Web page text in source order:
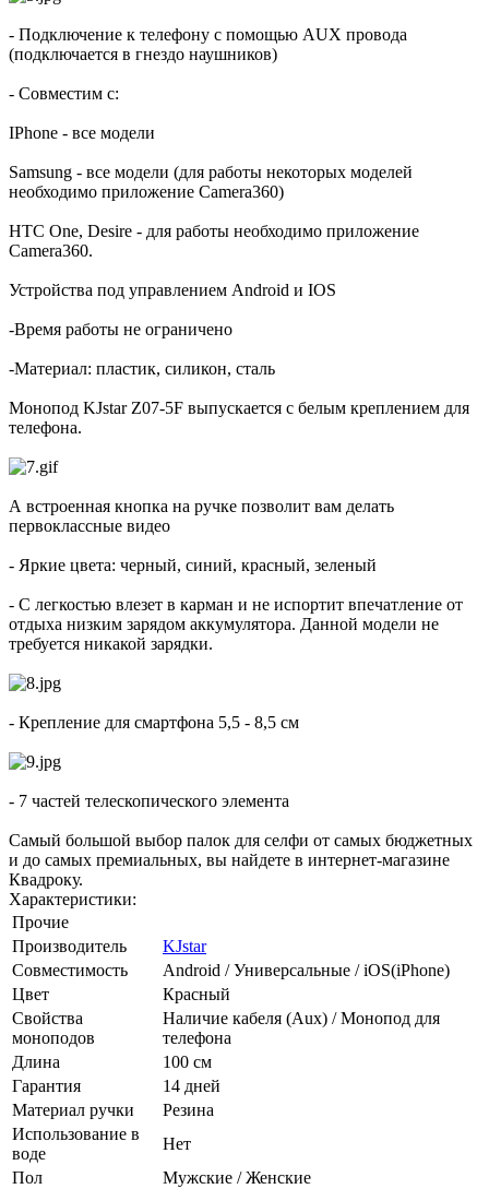
- Подключение к телефону с помощью AUX провода
(подключается в гнездо наушников)
- Совместим с:
IPhone - все модели
Samsung - все модели (для работы некоторых моделей
необходимо приложение Camera360)
HTC One, Desire - для работы необходимо приложение
Camera360.
Устройства под управлением Android и IOS
-Время работы не ограничено
-Материал: пластик, силикон, сталь
Монопод KJstar Z07-5F выпускается с белым креплением для
телефона.
А встроенная кнопка на ручке позволит вам делать
первоклассные видео
- Яркие цвета: черный, синий, красный, зеленый
- С легкостью влезет в карман и не испортит впечатление от
отдыха низким зарядом аккумулятора. Данной модели не
требуется никакой зарядки.
- Крепление для смартфона 5,5 - 8,5 см
- 7 частей телескопического элемента
Самый большой выбор палок для селфи от самых бюджетных
и до самых премиальных, вы найдете в интернет-магазине
Квадроку.
Характеристики:
Прочие
Производитель
KJstar
Совместимость
Android / Универсальные / iOS(iPhone)
Цвет
Красный
Свойства
моноподов
Наличие кабеля (Aux) / Монопод для
телефона
Длина
100 см
Гарантия
14 дней
Материал ручки
Резина
Использование в
воде
Нет
Пол
Мужские / Женские